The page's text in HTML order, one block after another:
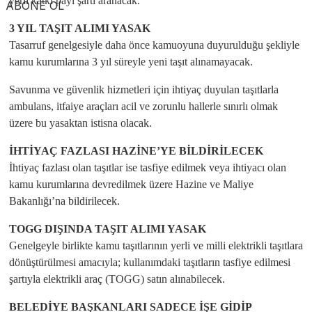
ABONE OL
3 YIL TAŞIT ALIMI YASAK
Tasarruf genelgesiyle daha önce kamuoyuna duyurulduğu şekliyle
kamu kurumlarına 3 yıl süreyle yeni taşıt alınamayacak.
Savunma ve güvenlik hizmetleri için ihtiyaç duyulan taşıtlarla
ambulans, itfaiye araçları acil ve zorunlu hallerle sınırlı olmak
üzere bu yasaktan istisna olacak.
İHTİYAÇ FAZLASI HAZİNE’YE BİLDİRİLECEK
İhtiyaç fazlası olan taşıtlar ise tasfiye edilmek veya ihtiyacı olan
kamu kurumlarına devredilmek üzere Hazine ve Maliye
Bakanlığı’na bildirilecek.
TOGG DIŞINDA TAŞIT ALIMI YASAK
Genelgeyle birlikte kamu taşıtlarının yerli ve milli elektrikli taşıtlara
dönüştürülmesi amacıyla; kullanımdaki taşıtların tasfiye edilmesi
şartıyla elektrikli araç (TOGG) satın alınabilecek.
BELEDİYE BAŞKANLARI SADECE İŞE GİDİP